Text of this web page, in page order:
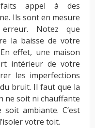
appel à des
Ils sont en mesure
Notez que
la baisse de votre
effet, une maison
intérieur de votre
les imperfections
bruit. Il faut que la
ne soit ni chauffante
ambiante. C’est
votre toit.